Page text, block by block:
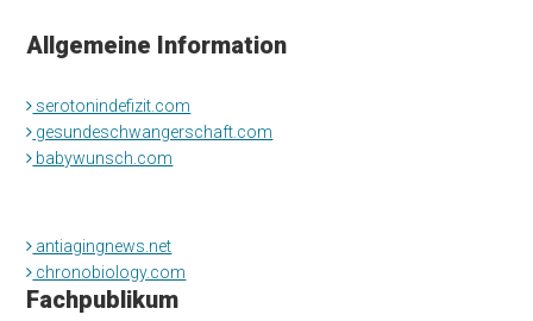
Allgemeine Information
serotonindefizit.com
gesundeschwangerschaft.com
babywunsch.com
antiagingnews.net
chronobiology.com
Fachpublikum